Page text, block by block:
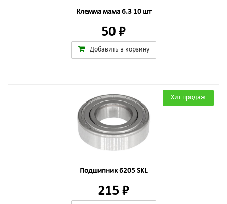
Клемма мама 6.3 10 шт
50 ₽
Добавить в корзину
Хит продаж
Подшипник 6205 SKL
215 ₽